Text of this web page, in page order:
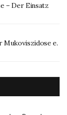
– Der Einsatz
Mukoviszidose e.